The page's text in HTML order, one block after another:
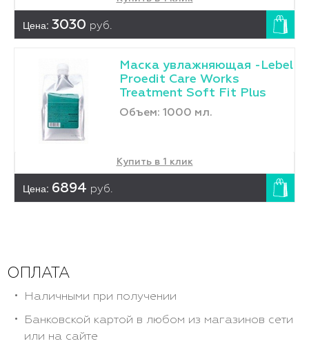
Цена: 3030 руб.
Маска увлажняющая -Lebel
Proedit Care Works
Treatment Soft Fit Plus
Объем: 1000 мл.
Купить в 1 клик
Цена: 6894 руб.
ОПЛАТА
Наличными при получении
Банковской картой в любом из магазинов сети
или на сайте